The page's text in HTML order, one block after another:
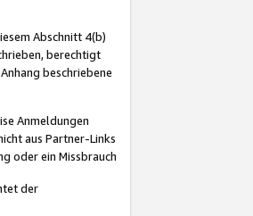
Abschnitt 4(b)
berechtigt
beschriebene
Anmeldungen
aus Partner-Links
oder ein Missbrauch
der